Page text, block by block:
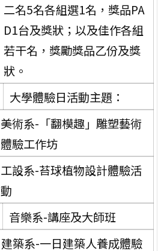
二名5名各組選1名，獎品PA
D1台及獎狀；以及佳作各組
若干名，獎勵獎品乙份及獎
狀。
大學體驗日活動主題：
美術系-「翻模趣」雕塑藝術
體驗工作坊
工設系-苔球植物設計體驗活
動
音樂系-講座及大師班
建築系-一日建築人養成體驗